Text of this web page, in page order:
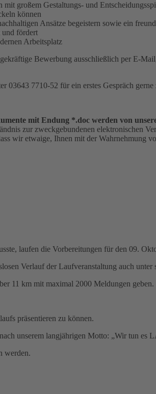
großem Gestaltungs- und
können
Ansätze begeistern sowie ein
und fördert
Arbeitsplatz
Bewerbung ausschließlich per E-
03643 7710-52 für ein erstes Gespräch
mit Endung *.doc werden von
zur zweckgebundenen elektronischen
wir etwaige, Ihnen mit der Wahrnehmung
laufen die Vorbereitungen für den 09.
Verlauf der Laufveranstaltung auch
11 km mit maximal 2000 Meldungen geben.
präsentieren zu können.
unserem langjährigen Motto: „Wir tun es
werden.